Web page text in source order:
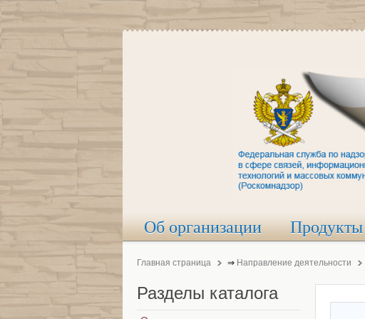
Об организации
Главная страница ⇒ Направление деятельности
Разделы каталога